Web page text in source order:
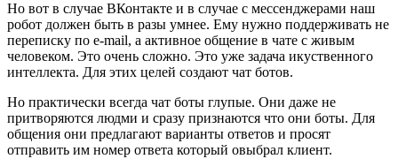
Но вот в случае ВКонтакте и в случае с мессенджерами наш
робот должен быть в разы умнее. Ему нужно поддерживать не
переписку по e-mail, а активное общение в чате с живым
человеком. Это очень сложно. Это уже задача икуственного
интеллекта. Для этих целей создают чат ботов.
Но практически всегда чат боты глупые. Они даже не
притворяются людми и сразу признаются что они боты. Для
общения они предлагают варианты ответов и просят
отправить им номер ответа который овыбрал клиент.